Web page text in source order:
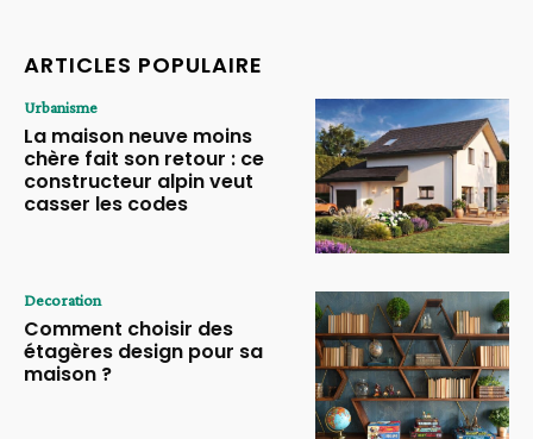
ARTICLES POPULAIRE
Urbanisme
La maison neuve moins
chère fait son retour : ce
constructeur alpin veut
casser les codes
Decoration
Comment choisir des
étagères design pour sa
maison ?